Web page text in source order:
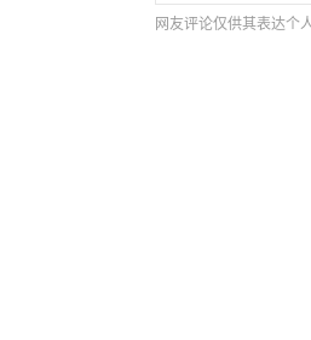
网友评论仅供其表达个